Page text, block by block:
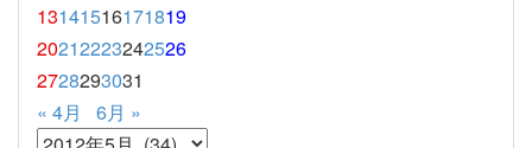
13141516171819
20212223242526
2728293031
« 4月
6月 »